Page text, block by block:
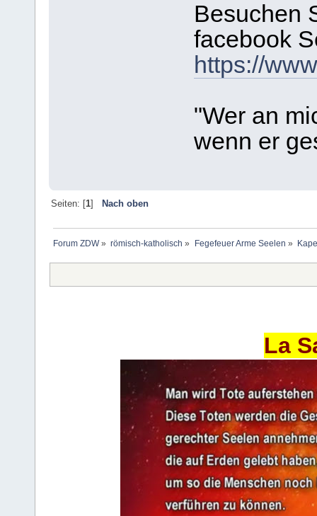
Besuchen
facebook
https://
"Wer an
wenn er
Seiten: [1] Nach oben
Forum ZDW» römisch-katholisch » Fegefeuer Arme Seelen »
La